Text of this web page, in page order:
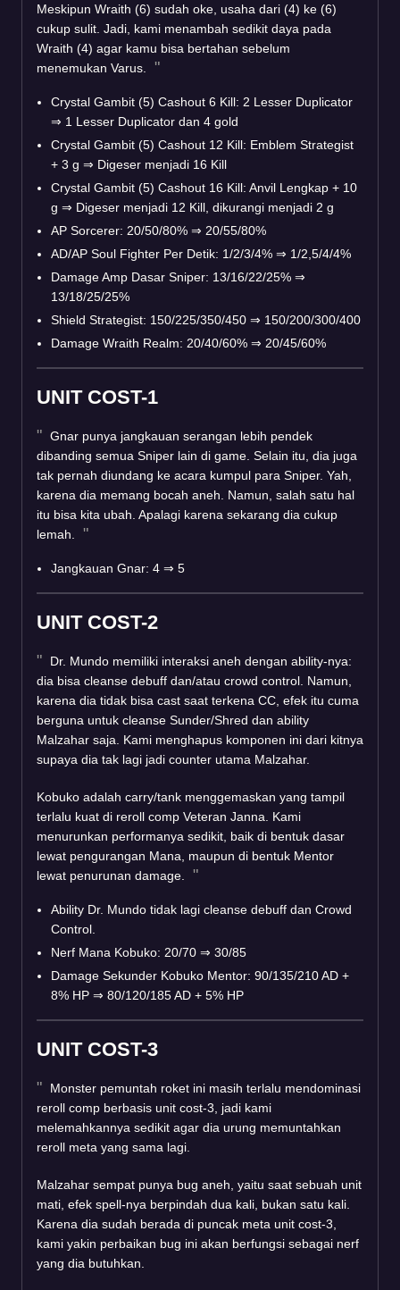
Meskipun Wraith (6) sudah oke, usaha dari (4) ke (6)
cukup sulit. Jadi, kami menambah sedikit daya pada
Wraith (4) agar kamu bisa bertahan sebelum
menemukan Varus.
Crystal Gambit (5) Cashout 6 Kill: 2 Lesser Duplicator
⇒ 1 Lesser Duplicator dan 4 gold
Crystal Gambit (5) Cashout 12 Kill: Emblem Strategist
+ 3 g ⇒ Digeser menjadi 16 Kill
Crystal Gambit (5) Cashout 16 Kill: Anvil Lengkap + 10
g ⇒ Digeser menjadi 12 Kill, dikurangi menjadi 2 g
AP Sorcerer: 20/50/80% ⇒ 20/55/80%
AD/AP Soul Fighter Per Detik: 1/2/3/4% ⇒ 1/2,5/4/4%
Damage Amp Dasar Sniper: 13/16/22/25% ⇒
13/18/25/25%
Shield Strategist: 150/225/350/450 ⇒ 150/200/300/400
Damage Wraith Realm: 20/40/60% ⇒ 20/45/60%
UNIT COST-1
Gnar punya jangkauan serangan lebih pendek
dibanding semua Sniper lain di game. Selain itu, dia juga
tak pernah diundang ke acara kumpul para Sniper. Yah,
karena dia memang bocah aneh. Namun, salah satu hal
itu bisa kita ubah. Apalagi karena sekarang dia cukup
lemah.
Jangkauan Gnar: 4 ⇒ 5
UNIT COST-2
Dr. Mundo memiliki interaksi aneh dengan ability-nya:
dia bisa cleanse debuff dan/atau crowd control. Namun,
karena dia tidak bisa cast saat terkena CC, efek itu cuma
berguna untuk cleanse Sunder/Shred dan ability
Malzahar saja. Kami menghapus komponen ini dari kitnya
supaya dia tak lagi jadi counter utama Malzahar.
Kobuko adalah carry/tank menggemaskan yang tampil
terlalu kuat di reroll comp Veteran Janna. Kami
menurunkan performanya sedikit, baik di bentuk dasar
lewat pengurangan Mana, maupun di bentuk Mentor
lewat penurunan damage.
Ability Dr. Mundo tidak lagi cleanse debuff dan Crowd
Control.
Nerf Mana Kobuko: 20/70 ⇒ 30/85
Damage Sekunder Kobuko Mentor: 90/135/210 AD +
8% HP ⇒ 80/120/185 AD + 5% HP
UNIT COST-3
Monster pemuntah roket ini masih terlalu mendominasi
reroll comp berbasis unit cost-3, jadi kami
melemahkannya sedikit agar dia urung memuntahkan
reroll meta yang sama lagi.
Malzahar sempat punya bug aneh, yaitu saat sebuah unit
mati, efek spell-nya berpindah dua kali, bukan satu kali.
Karena dia sudah berada di puncak meta unit cost-3,
kami yakin perbaikan bug ini akan berfungsi sebagai nerf
yang dia butuhkan.